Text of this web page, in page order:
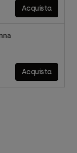
from
Acquista
Acquista